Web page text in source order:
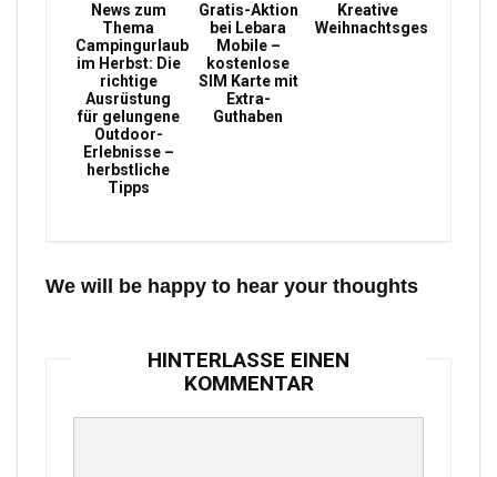
News zum
Thema
Campingurlaub
im Herbst: Die
richtige
Ausrüstung
für gelungene
Outdoor-
Erlebnisse –
herbstliche
Tipps
Gratis-Aktion
bei Lebara
Mobile –
kostenlose
SIM Karte mit
Extra-
Guthaben
Kreative
Weihnachtsgeschenke
We will be happy to hear your thoughts
HINTERLASSE EINEN
KOMMENTAR